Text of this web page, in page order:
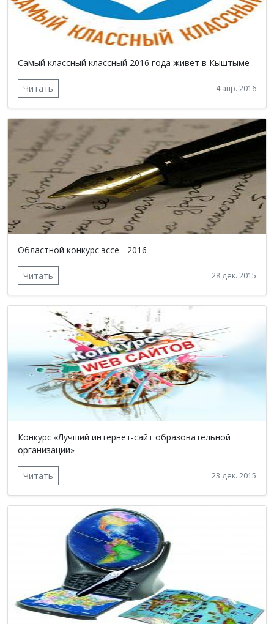
Самый классный классный 2016 года живёт в Кыштыме
Читать 4 апр. 2016
Областной конкурс эссе - 2016
Читать 28 дек. 2015
Конкурс «Лучший интернет-сайт образовательной
организации»
Читать 23 дек. 2015